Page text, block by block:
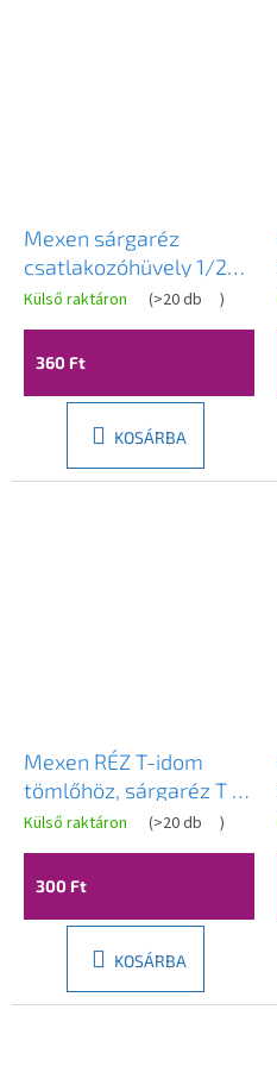
Mexen sárgaréz
csatlakozóhüvely 1/2
GW x 1/2 GW - W97401-
1212
Külső raktáron (>20 db )
360 Ft
KOSÁRBA
Mexen RÉZ T-idom
tömlőhöz, sárgaréz T 8
x 8 x 8 mm - W97428-
080808
Külső raktáron (>20 db )
300 Ft
KOSÁRBA